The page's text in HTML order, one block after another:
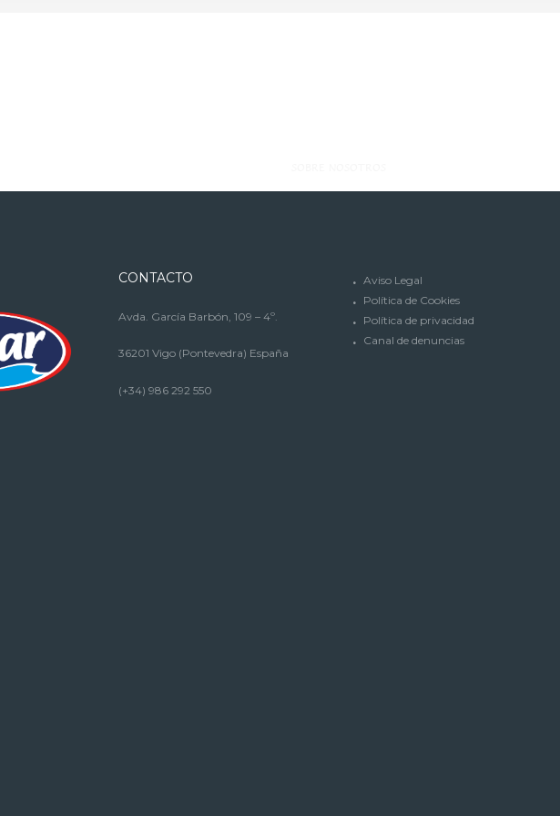
CONTACTO
Avda. García Barbón, 109 – 4º.
36201 Vigo (Pontevedra) España
(+34) 986 292 550
Aviso Legal
Política de Cookies
Política de privacidad
Canal de denuncias